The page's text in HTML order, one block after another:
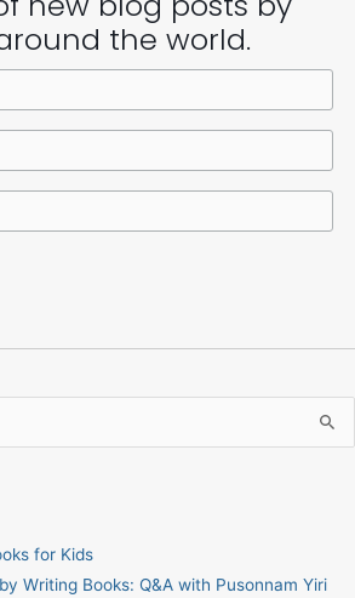
the world.
for Kids
Writing Books: Q&A with Pusonnam Yiri